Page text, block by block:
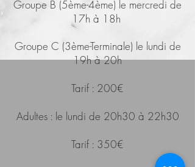
Groupe B (5ème-4ème) le mercredi de
17h à 18h
Groupe C (3ème-Terminale) le lundi de
19h à 20h
Tarif : 200€
Adultes : le lundi de 20h30 à 22h30
Tarif : 350€